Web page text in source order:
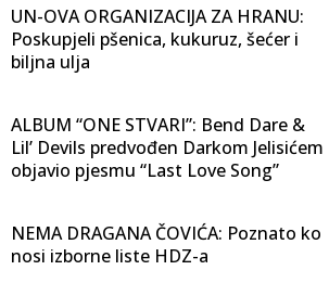
UN-OVA ORGANIZACIJA ZA HRANU:
Poskupjeli pšenica, kukuruz, šećer i
biljna ulja
ALBUM “ONE STVARI”: Bend Dare &
Lil’ Devils predvođen Darkom Jelisićem
objavio pjesmu “Last Love Song”
NEMA DRAGANA ČOVIĆA: Poznato ko
nosi izborne liste HDZ-a